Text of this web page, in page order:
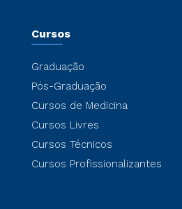
Cursos
Graduação
Pós-Graduação
Cursos de Medicina
Cursos Livres
Cursos Técnicos
Cursos Profissionalizantes